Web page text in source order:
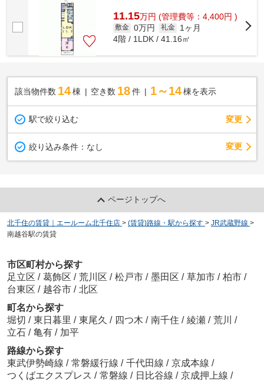
11.15万円 (管理費等：4,400円 )
敷金 0万円 礼金
1ヶ月
4階 / 1LDK / 41.16㎡
該当物件数 14棟 空き数 18 件 1～14 棟を表示
駅で絞り込む 変更
絞り込み条件： なし 変更
ページトップへ
北千住の賃貸｜エールーム北千住店 > (賃貸)路線・駅から探す > JR武蔵野線 >
南越谷駅の賃貸
市区町村から探す
足立区 / 葛飾区 / 荒川区 / 松戸市 / 墨田区 / 草加市 / 柏市 /
台東区 / 越谷市 / 北区
町名から探す
堀切 / 東日暮里 / 東尾久 / 四つ木 / 南千住 / 綾瀬 / 荒川 /
立石 / 亀有 / 加平
路線から探す
東武伊勢崎線 / 常磐緩行線 / 千代田線 / 京成本線 /
つくばエクスプレス / 常磐線 / 日比谷線 / 京成押上線 /